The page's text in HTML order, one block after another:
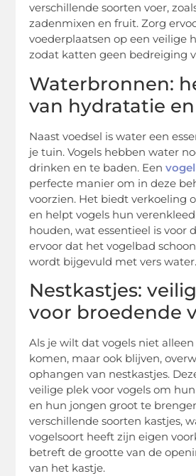
verschillende soorten voer,
zadenmixen en fruit. Zorg
voederplaatsen op een veilige
zodat katten geen bedreiging
Waterbronnen:
van hydratatie
Naast voedsel is water een
je tuin. Vogels hebben water
drinken en te baden. Een
perfecte manier om in deze
voorzien. Het biedt verkoeling
en helpt vogels hun
houden, wat essentieel is voor
ervoor dat het vogelbad
wordt bijgevuld met vers water.
Nestkastjes:
voor broedende
Als je wilt dat vogels niet
komen, maar ook blijven,
ophangen van nestkastjes.
veilige plek voor vogels om
en hun jongen groot te
verschillende soorten kastjes,
vogelsoort heeft zijn eigen
betreft de grootte van de
van het kastje.